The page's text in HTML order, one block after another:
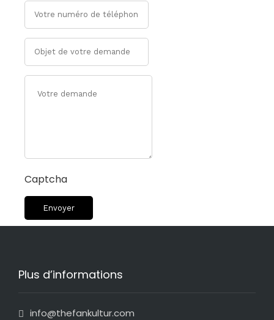
Captcha
Plus d’informations
info@thefankultur.com